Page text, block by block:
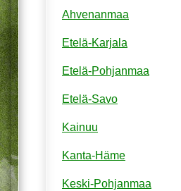
Ahvenanmaa
Etelä-Karjala
Etelä-Pohjanmaa
Etelä-Savo
Kainuu
Kanta-Häme
Keski-Pohjanmaa